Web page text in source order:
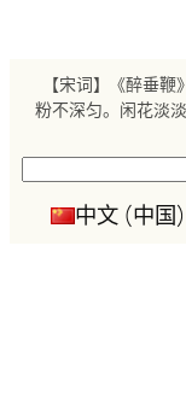
【宋词】《醉垂
粉不深匀。闲花淡
中文 (中国)